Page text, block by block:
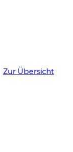
Zur Übersicht